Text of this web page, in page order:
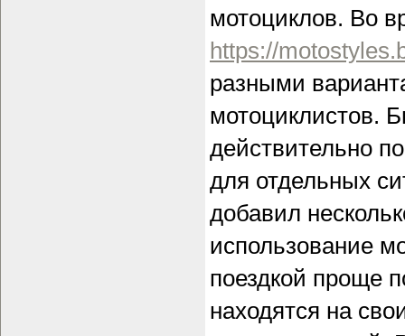
мотоциклов. Во
https://
разными
мотоциклистов.
действительно
для отдельных
добавил
использование
поездкой проще
находятся на